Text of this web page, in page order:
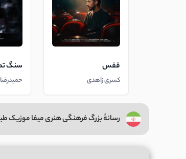
قفس
کسری زاهدی
سنگ
حمیدرضا
رسانهٔ بزرگ فرهنگی هنری میفا موزیک